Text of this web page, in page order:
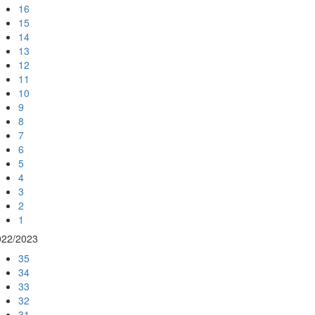
16
15
14
13
12
11
10
9
8
7
6
5
4
3
2
1
2023
35
34
33
32